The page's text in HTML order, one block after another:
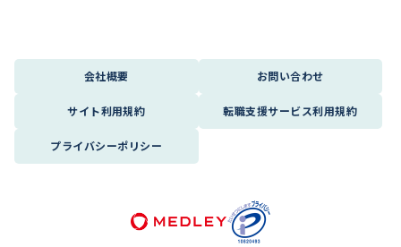
会社概要 お問い合わせ
サイト利用規約 転職支援サービス利用規約
プライバシーポリシー